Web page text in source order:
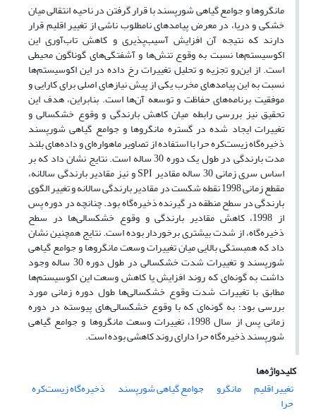
مانگروها و جوامع گیاهی شورپسند با قرار گرفتن در ناحیه انتقالی میان
خشکی و دریا، در معرض پیامدهای نامطلوب ناشی از تغییر اقلیم قرار
دارند که نتیجه آن افزایش آسیب‌پذیری و کاهش تاب‌آوری این
اکوسیستم‌ها نسبت به وقوع تنش‌ها و آشفتگی‌های گوناگون محیطی
است. از این‌رو تجزیه و تحلیل تغییرات رخ داده در این اکوسیستم‌ها
نسبت به این پیامدهای مخرب یکی از پیش نیازهای اصلی برای کارایی و
موفقیت برنامه‌های حفاظت و توسعه آن‌ها است. بنابراین، هدف این
تحقیق نیز بررسی رابطه میان کاهش بارندگی و وقوع خشکسالی و
تغییرات ایجاد شده در گستره مانگروها و جوامع گیاهی شورپسند
ذخیره‌گاه زیست‌کره حرا با استفاده از تصاویر ماهواره‌ای و داده‌های بلند
مدت بارندگی در طول یک دوره 30 ساله است. نتایج نشان داد که بر
اساس سری زمانی 30 ساله مقادیر SPI و نیز مقادیر بارندگی سالانه،
مقطع زمانی 1998 نقطه شکست در مقادیر بارندگی سالانه و تغییر الگوی
بارندگی در سطح منطقه در گیرنده ذخیره‌گاه بود. چنانچه در دوره پس
از 1998، کاهش مقادیر بارندگی و وقوع خشکسالی‌ها در سطح
ذخیره‌گاه، از شدت بیشتری برخوردار بوده است. نتایج همچنین نشان
داد که همبستگی بالایی میان تغییرات وسعت مانگروها و جوامع گیاهی
شورپسند و تغییرات شدت خشکسالی در طول دوره 30 ساله وجود
داشت به گونه‌ای که روند افزایش یا کاهش وسعت این اکوسیستم‌ها
مطابق با تغییرات شدت وقوع خشکسالی‌ها طول دوره زمانی مورد
بررسی بود؛ به گونه‌ای که با وقوع خشکسالی‌های پیوسته در دوره
زمانی پس از سال 1998، تغییرات وسعت مانگروها و جوامع گیاهی
شورپسند ذخیره‌گاه حرا دارای روند کاهشی بوده است.
کلیدواژه‌ها
تغییر اقلیم
مانگرو جوامع گیاهی شورپسند ذخیره‌گاه زیست‌کره
حرا